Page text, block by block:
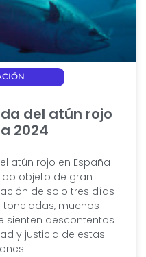
del atún rojo
2024
atún rojo en España
objeto de gran
de solo tres días
muchos
sienten descontentos
y justicia de estas